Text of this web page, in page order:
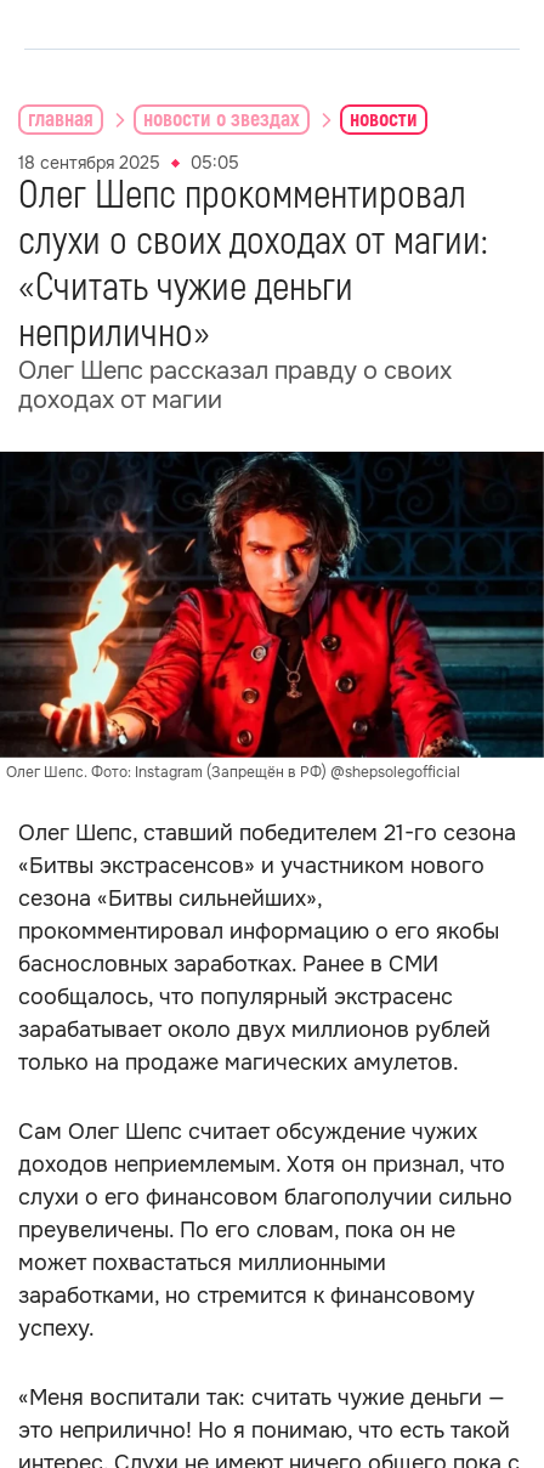
главная новости о звездах новости
18 сентября 2025 05:05
Олег Шепс прокомментировал
слухи о своих доходах от магии:
«Считать чужие деньги
неприлично»
Олег Шепс рассказал правду о своих
доходах от магии
Олег Шепс. Фото: Instagram (Запрещён в РФ) @shepsolegofficial
Олег Шепс, ставший победителем 21-го сезона
«Битвы экстрасенсов» и участником нового
сезона «Битвы сильнейших»,
прокомментировал информацию о его якобы
баснословных заработках. Ранее в СМИ
сообщалось, что популярный экстрасенс
зарабатывает около двух миллионов рублей
только на продаже магических амулетов.
Сам Олег Шепс считает обсуждение чужих
доходов неприемлемым. Хотя он признал, что
слухи о его финансовом благополучии сильно
преувеличены. По его словам, пока он не
может похвастаться миллионными
заработками, но стремится к финансовому
успеху.
«Меня воспитали так: считать чужие деньги —
это неприлично! Но я понимаю, что есть такой